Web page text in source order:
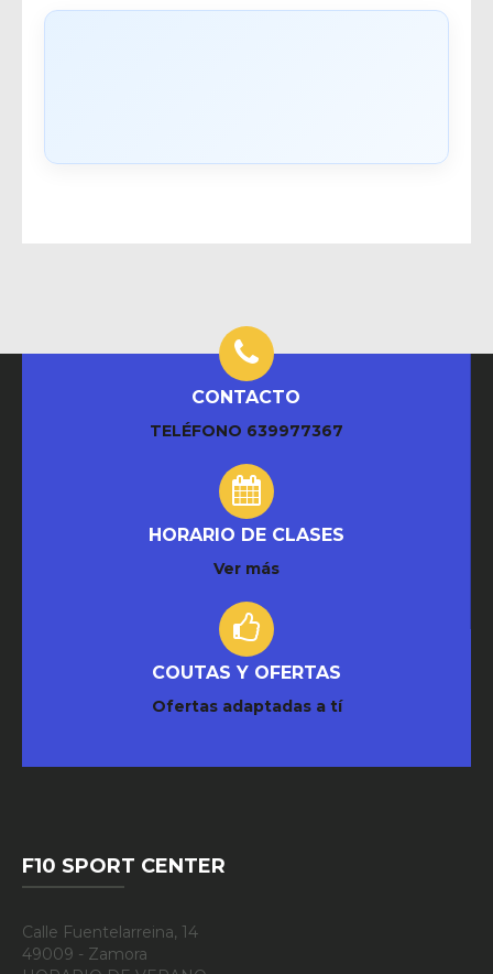
CONTACTO
TELÉFONO 639977367
HORARIO DE CLASES
Ver más
COUTAS Y OFERTAS
Ofertas adaptadas a tí
F10 SPORT CENTER
Calle Fuentelarreina, 14
49009 - Zamora